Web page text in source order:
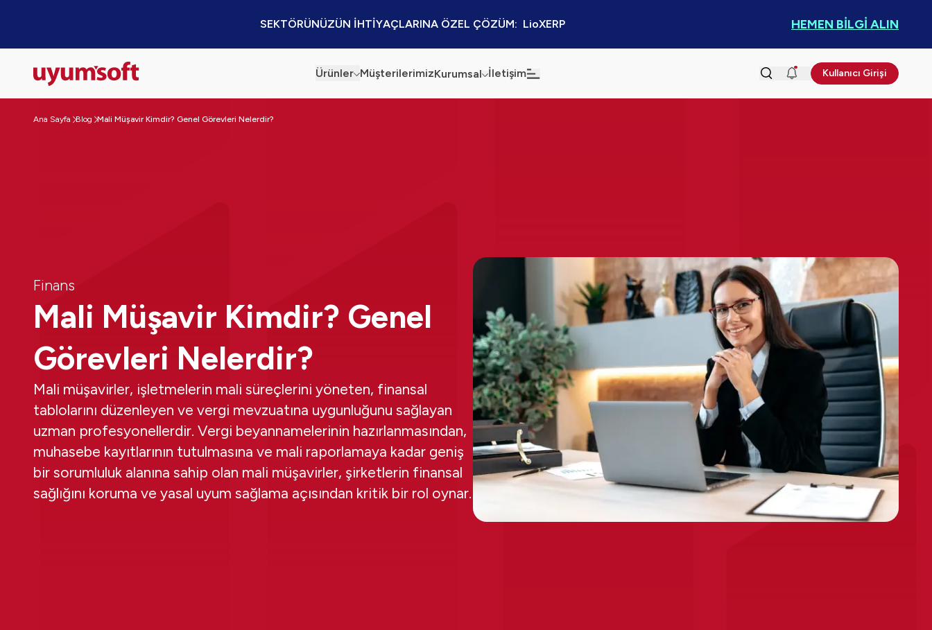
SEKTÖRÜNÜZÜN İHTİYAÇLARINA ÖZEL ÇÖZÜM:  LioXERP HEMEN BİLGİ ALIN
Ürünler MüşterilerimizKurumsal İletişim Kullanıcı Girişi
Ana Sayfa Blog Mali Müşavir Kimdir? Genel Görevleri Nelerdir?
Finans
Mali Müşavir Kimdir? Genel
Görevleri Nelerdir?
Mali müşavirler, işletmelerin mali süreçlerini yöneten, finansal
tablolarını düzenleyen ve vergi mevzuatına uygunluğunu sağlayan
uzman profesyonellerdir. Vergi beyannamelerinin hazırlanmasından,
muhasebe kayıtlarının tutulmasına ve mali raporlamaya kadar geniş
bir sorumluluk alanına sahip olan mali müşavirler, şirketlerin finansal
sağlığını koruma ve yasal uyum sağlama açısından kritik bir rol oynar.